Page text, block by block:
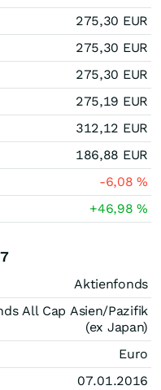
275,30 EUR
275,30 EUR
275,30 EUR
275,19 EUR
312,12 EUR
186,88 EUR
-6,08%
+46,98%
Aktienfonds
All Cap Asien/Pazifik
(ex Japan)
Euro
07.01.2016